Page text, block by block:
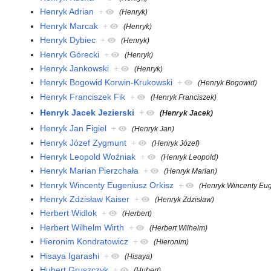
Henryk Adrian + (Henryk)
Henryk Marcak + (Henryk)
Henryk Dybiec + (Henryk)
Henryk Górecki + (Henryk)
Henryk Jankowski + (Henryk)
Henryk Bogowid Korwin-Krukowski + (Henryk Bogowid)
Henryk Franciszek Fik + (Henryk Franciszek)
Henryk Jacek Jezierski + (Henryk Jacek)
Henryk Jan Figiel + (Henryk Jan)
Henryk Józef Zygmunt + (Henryk Józef)
Henryk Leopold Woźniak + (Henryk Leopold)
Henryk Marian Pierzchała + (Henryk Marian)
Henryk Wincenty Eugeniusz Orkisz + (Henryk Wincenty
Henryk Zdzisław Kaiser + (Henryk Zdzisław)
Herbert Widlok + (Herbert)
Herbert Wilhelm Wirth + (Herbert Wilhelm)
Hieronim Kondratowicz + (Hieronim)
Hisaya Igarashi + (Hisaya)